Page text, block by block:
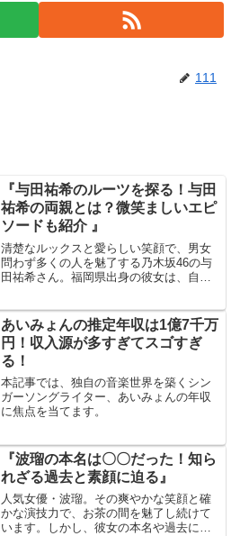
111
『与田祐希のルーツを探る！与田
祐希の両親とは？微笑ましいエピ
ソードも紹介 』
清楚なルックスと愛らしい笑顔で、男女
問わず多くの人を魅了する乃木坂46の与
田祐希さん。福岡県出身の彼女は、自然
両親について詳しく調べてみました。幼
少期の微笑ましいエピソ...
あいみょんの推定年収は1億7千万
円！収入源が多すぎてスゴすぎ
る！
本記事では、独自の音楽世界を築くシン
ガーソングライター、あいみょんの年収
に焦点を当てます。
『波瑠の本名は〇〇だった！知ら
れざる過去と素顔に迫る』
人気女優・波瑠。その爽やかな笑顔と確
かな演技力で、お茶の間を魅了し続けて
います。しかし、彼女の本名や過去につ